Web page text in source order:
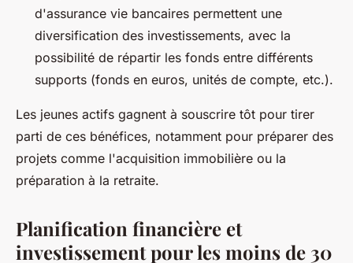
d'assurance vie bancaires permettent une
diversification des investissements, avec la
possibilité de répartir les fonds entre différents
supports (fonds en euros, unités de compte, etc.).
Les jeunes actifs gagnent à souscrire tôt pour tirer
parti de ces bénéfices, notamment pour préparer des
projets comme l'acquisition immobilière ou la
préparation à la retraite.
Planification financière et
investissement pour les moins de 30